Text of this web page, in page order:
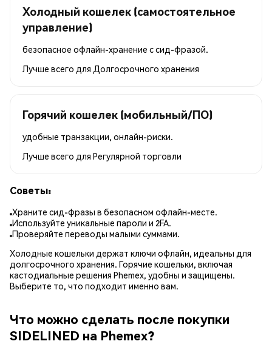
Холодный кошелек (самостоятельное
управление)
безопасное офлайн-хранение с сид-фразой.
Лучше всего для Долгосрочного хранения
Горячий кошелек (мобильный/ПО)
удобные транзакции, онлайн-риски.
Лучше всего для Регулярной торговли
Советы:
Храните сид-фразы в безопасном офлайн-месте.
Используйте уникальные пароли и 2FA.
Проверяйте переводы малыми суммами.
Холодные кошельки держат ключи офлайн, идеальны для
долгосрочного хранения. Горячие кошельки, включая
кастодиальные решения Phemex, удобны и защищены.
Выберите то, что подходит именно вам.
Что можно сделать после покупки
SIDELINED на Phemex?